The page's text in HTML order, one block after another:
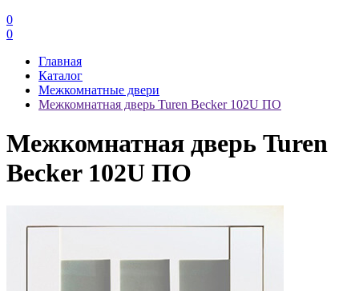
0
0
Главная
Каталог
Межкомнатные двери
Межкомнатная дверь Turen Becker 102U ПО
Межкомнатная дверь Turen
Becker 102U ПО